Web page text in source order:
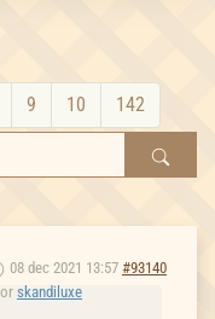
9 10 142
08 dec 2021 13:57 #93140
skandiluxe